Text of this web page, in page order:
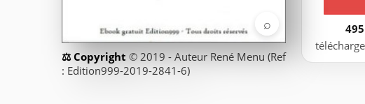
⌕
© 2019 - Auteur René Menu (Ref
: Edition999-2019-2841-6)
495